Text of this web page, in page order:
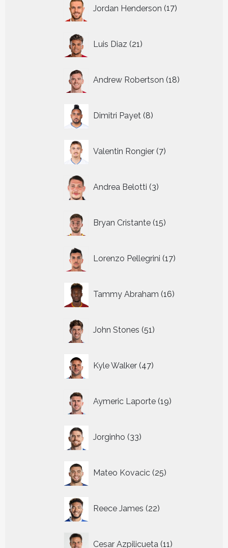
Jordan Henderson 17
producten
Luis Diaz 21
producten
Andrew Robertson 18
producten
Dimitri Payet 8
producten
Valentin Rongier 7
producten
Andrea Belotti 3
producten
Bryan Cristante 15
producten
Lorenzo Pellegrini 17
producten
Tammy Abraham 16
producten
John Stones 51
producten
Kyle Walker 47
producten
Aymeric Laporte 19
producten
Jorginho 33
producten
Mateo Kovacic 25
producten
Reece James 22
producten
Cesar Azpilicueta 11